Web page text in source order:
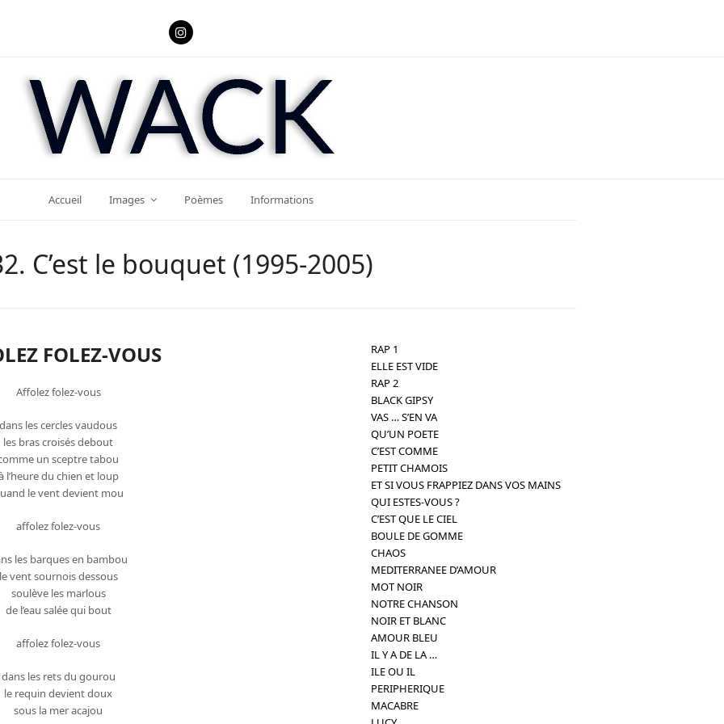
Instagram
Accueil Images Poèmes Informations
C’est le bouquet (1995-2005)
FOLEZ-VOUS
Affolez folez-vous
dans les cercles vaudous
les bras croisés debout
un sceptre tabou
l’heure du chien et loup
le vent devient mou
affolez folez-vous
les barques en bambou
vent sournois dessous
soulève les marlous
de l’eau salée qui bout
affolez folez-vous
dans les rets du gourou
le requin devient doux
sous la mer acajou
RAP 1
ELLE EST VIDE
RAP 2
BLACK GIPSY
VAS … S’EN VA
QU’UN POETE
C’EST COMME
PETIT CHAMOIS
ET SI VOUS FRAPPIEZ DANS VOS MAINS
QUI ESTES-VOUS ?
C’EST QUE LE CIEL
BOULE DE GOMME
CHAOS
MEDITERRANEE D’AMOUR
MOT NOIR
NOTRE CHANSON
NOIR ET BLANC
AMOUR BLEU
IL Y A DE LA …
ILE OU IL
PERIPHERIQUE
MACABRE